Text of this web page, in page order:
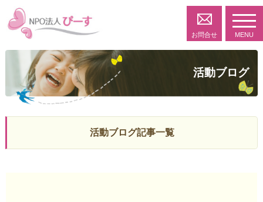
お問合せ MENU
活動ブログ
活動ブログ記事一覧